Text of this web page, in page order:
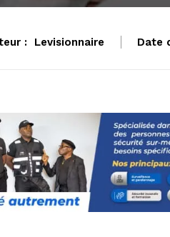
: Levisionnaire Date